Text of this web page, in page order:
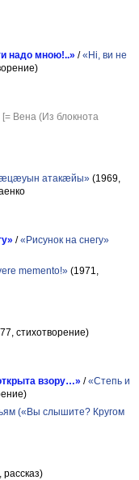
надо мною!..» /«Ні, ви не
[= Вена (Из блокнота
атакæйы» (1969,
/«Рисунок на снегу»
memento!» (1971,
стихотворение)
взору…» /«Степь и
(«Вы слышите? Кругом
рассказ)